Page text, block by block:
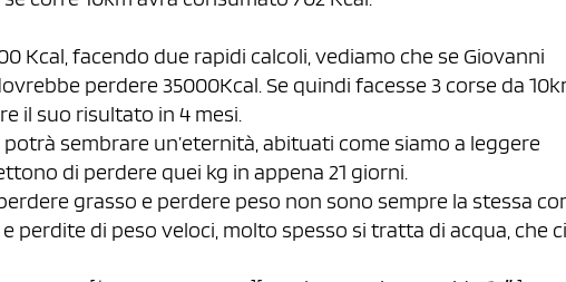
Kcal, facendo due rapidi calcoli, vediamo che se Giovanni
perdere 35000Kcal. Se quindi facesse 3 corse da
il suo risultato in 4 mesi.
sembrare un’eternità, abituati come siamo a leggere
di perdere quei kg in appena 21 giorni.
grasso e perdere peso non sono sempre la stessa
perdite di peso veloci, molto spesso si tratta di acqua, che